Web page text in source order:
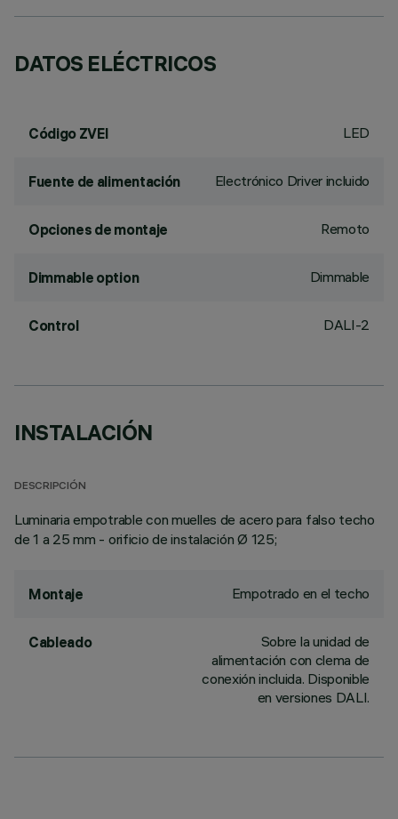
DATOS ELÉCTRICOS
Código ZVEI LED
Fuente de alimentación Electrónico Driver incluido
Opciones de montaje Remoto
Dimmable option Dimmable
Control DALI-2
INSTALACIÓN
DESCRIPCIÓN
Luminaria empotrable con muelles de acero para falso techo
de 1 a 25 mm - orificio de instalación Ø 125;
Montaje Empotrado en el techo
Cableado
Sobre la unidad de
alimentación con clema de
conexión incluida. Disponible
en versiones DALI.